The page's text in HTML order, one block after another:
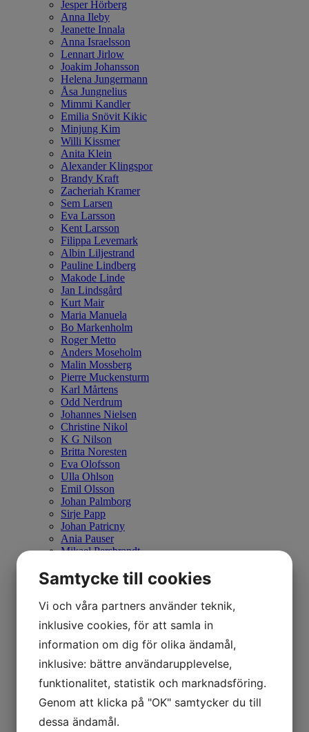
Jesper Hörberg
Anna Ileby
Jeanette Innala
Anna Israelsson
Lennart Jirlow
Joakim Johansson
Helena Jungermann
Åsa Jungnelius
Mimmi Kandler
Emilia Snövit Kikic
Minjung Kim
Willi Kissmer
Anita Klein
Alexander Klingspor
Brandy Kraft
Zacheriah Kramer
Sem Larsen
Eva Larsson
Kent Larsson
Filippa Levemark
Albin Liljestrand
Pauline Lindberg
Makode Linde
Jan Lindsgård
Kurt Mair
Maria Manuela
Bo Markenholm
Roger Metto
Anders Moseholm
Malin Mossberg
Pierre Muckensturm
Karl Mårtens
Odd Nerdrum
Johannes Nielsen
Christine Nikol
K G Nilson
Britta Noresten
Eva Olofsson
Ulla Ohlson
Emil Olsson
Johan Palmborg
Sirje Papp
Johan Patricny
Ania Pauser
Mikael Persbrandt
Puppet Daniel Blomqvist
Madeleine Pyk
Paul Quant
Arthur Ragnarsson
Peter Reuterberg
Carl Fredrik Reuterswärd
Lisa Rinnevuo
Orion Righard
James Rizzi
Pedro Rodriguez Garrido
Anna Rosenbäck
Vivianne E Rosqvist
Samtycke till cookies
Vi och våra partners använder teknik,
inklusive cookies, för att samla in
information om dig för olika ändamål,
inklusive: bättre användarupplevelse,
funktionalitet, statistik och marknadsföring.
Genom att klicka på "OK" samtycker du till
dessa ändamål.